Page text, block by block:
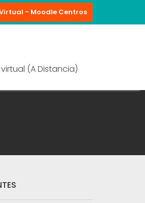
- Moodle Centros
virtual (A Distancia)